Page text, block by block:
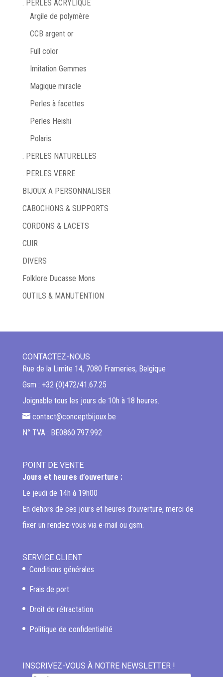
. PERLES ACRYLIQUE
Argile de polymère
CCB argent or
Full color
Imitation Gemmes
Magique miracle
Perles à facettes
Perles Heishi
Polaris
. PERLES NATURELLES
. PERLES VERRE
BIJOUX A PERSONNALISER
CABOCHONS & SUPPORTS
CORDONS & LACETS
CUIR
DIVERS
Folklore Ducasse Mons
OUTILS & MANUTENTION
CONTACTEZ-NOUS
Rue de la Limite 14, 7080 Frameries, Belgique
Gsm : +32 (0)472/41.67.25
Joignable tous les jours de 10h à 18 heures.
contact@conceptbijoux.be
N° TVA : BE0860.797.992
POINT DE VENTE
Jours et heures d’ouverture :
Le jeudi de 14h à 19h00
En dehors de ces jours et heures d’ouverture, merci de
fixer un rendez-vous via e-mail ou gsm.
SERVICE CLIENT
Conditions générales
Frais de port
Droit de rétractation
Politique de confidentialité
INSCRIVEZ-VOUS À NOTRE NEWSLETTER !